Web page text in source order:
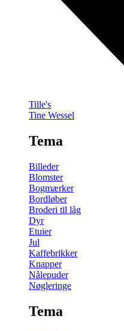
Tille's
Tine Wessel
Tema
Billeder
Blomster
Bogmærker
Bordløber
Broderi til låg
Dyr
Etuier
Jul
Kaffebrikker
Knapper
Nålepuder
Nøgleringe
Tema